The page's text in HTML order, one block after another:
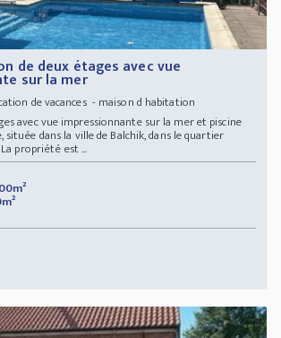
de deux étages avec vue
sur la mer
de vacances - maison d habitation
avec vue impressionnante sur la mer et piscine
située dans la ville de Balchik, dans le quartier
propriété est ...